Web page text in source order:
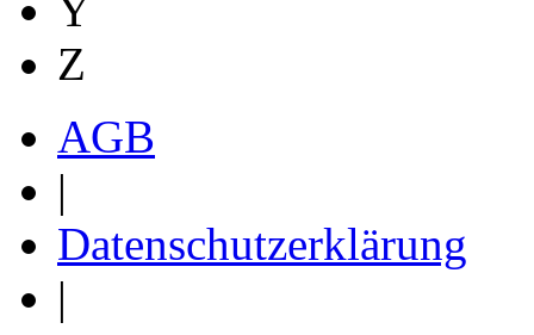
Y
Z
AGB
|
Datenschutzerklärung
|